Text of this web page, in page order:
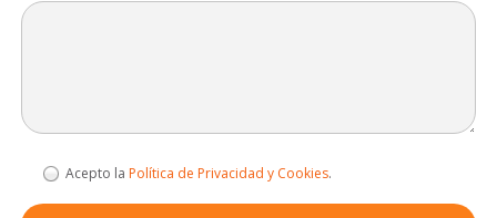
Acepto la Política de Privacidad y Cookies.